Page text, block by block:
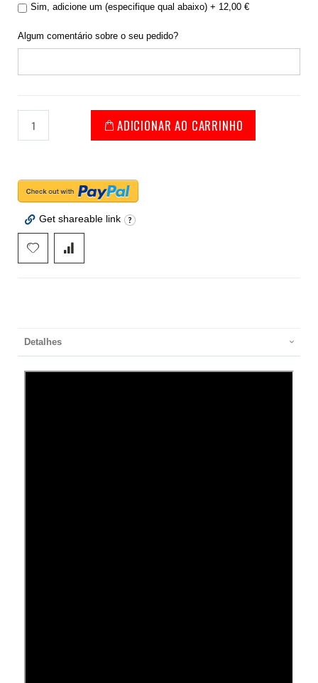
Sim, adicione um (especifique qual abaixo) + 12,00 €
Algum comentário sobre o seu pedido?
ADICIONAR AO CARRINHO
Get shareable link
Detalhes